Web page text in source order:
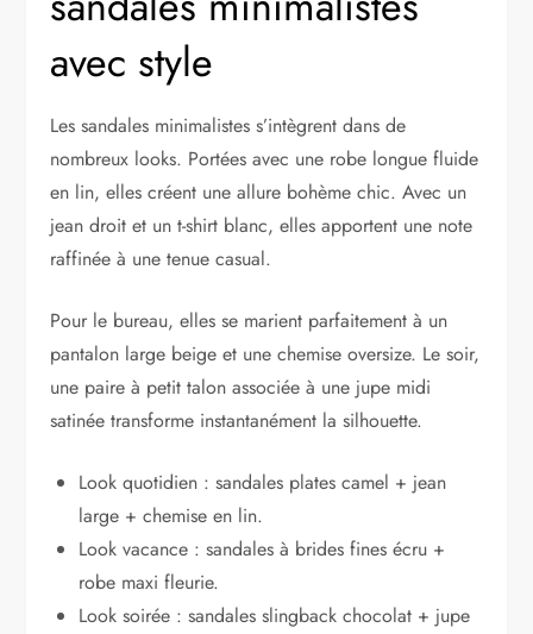
avec style
Les sandales minimalistes s’intègrent dans de
nombreux looks. Portées avec une robe longue fluide
en lin, elles créent une allure bohème chic. Avec un
jean droit et un t-shirt blanc, elles apportent une note
raffinée à une tenue casual.
Pour le bureau, elles se marient parfaitement à un
pantalon large beige et une chemise oversize. Le soir,
une paire à petit talon associée à une jupe midi
satinée transforme instantanément la silhouette.
Look quotidien : sandales plates camel + jean
large + chemise en lin.
Look vacance : sandales à brides fines écru +
robe maxi fleurie.
Look soirée : sandales slingback chocolat + jupe